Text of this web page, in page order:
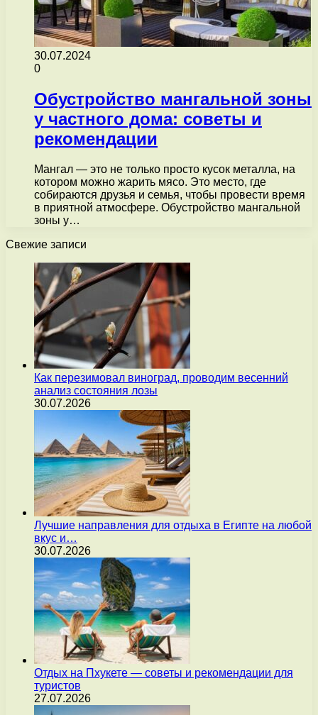
30.07.2024
0
Обустройство мангальной зоны
у частного дома: советы и
рекомендации
Мангал — это не только просто кусок металла, на
котором можно жарить мясо. Это место, где
собираются друзья и семья, чтобы провести время
в приятной атмосфере. Обустройство мангальной
зоны у…
Свежие записи
Как перезимовал виноград, проводим весенний
анализ состояния лозы
30.07.2026
Лучшие направления для отдыха в Египте на любой
вкус и…
30.07.2026
Отдых на Пхукете — советы и рекомендации для
туристов
27.07.2026